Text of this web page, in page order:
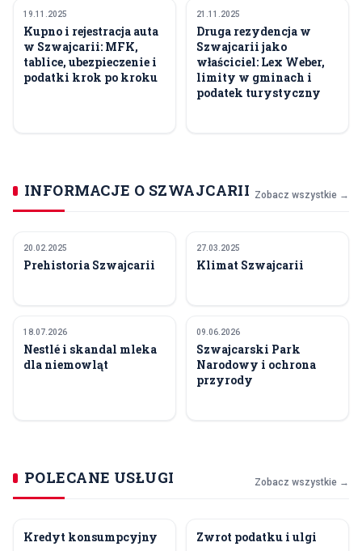
TRANSPORT I PODRÓŻE
19.11.2025
Kupno i rejestracja auta
w Szwajcarii: MFK,
tablice, ubezpieczenie i
podatki krok po kroku
MIESZKANIE
21.11.2025
Druga rezydencja w
Szwajcarii jako
właściciel: Lex Weber,
limity w gminach i
podatek turystyczny
INFORMACJE O SZWAJCARII Zobacz wszystkie →
HISTORIA SZWAJCARII
20.02.2025
Prehistoria Szwajcarii
GEOGRAFIA
27.03.2025
Klimat Szwajcarii
MROCZNA HISTORIA
SZWAJCARII
18.07.2026
Nestlé i skandal mleka
dla niemowląt
GEOGRAFIA
09.06.2026
Szwajcarski Park
Narodowy i ochrona
przyrody
POLECANE USŁUGI Zobacz wszystkie →
POLECANE
Kredyt konsumpcyjny POLECANE
Zwrot podatku i ulgi